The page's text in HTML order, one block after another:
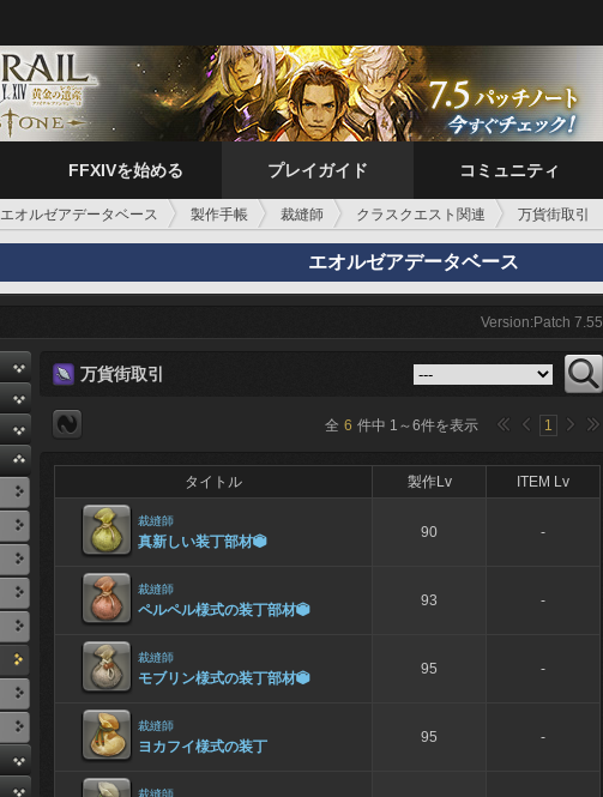
FFXIVを始める プレイガイド コミュニティ
エオルゼアデータベース 製作手帳 裁縫師 クラスクエスト関連 万貨街取引
エオルゼアデータベース
Version:Patch 7.55
万貨街取引
全 6 件中 1 ～6件を表示 1
タイトル 製作Lv ITEM Lv
裁縫師
真新しい装丁部材
90 -
裁縫師
ペルペル様式の装丁部材
93 -
裁縫師
モブリン様式の装丁部材
95 -
裁縫師
ヨカフイ様式の装丁
95 -
裁縫師